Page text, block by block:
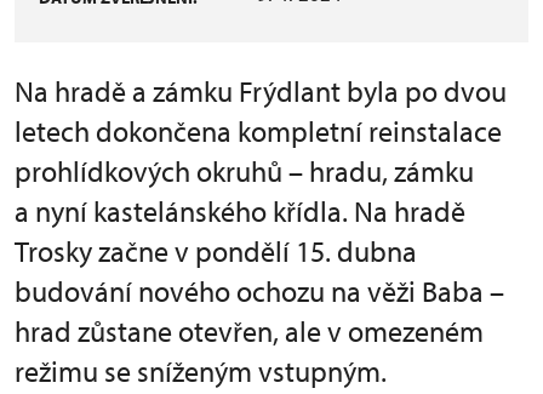
Na hradě a zámku Frýdlant byla po dvou
letech dokončena kompletní reinstalace
prohlídkových okruhů – hradu, zámku
a nyní kastelánského křídla. Na hradě
Trosky začne v pondělí 15. dubna
budování nového ochozu na věži Baba –
hrad zůstane otevřen, ale v omezeném
režimu se sníženým vstupným.